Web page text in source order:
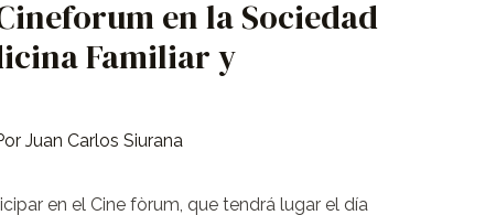
en la Sociedad
Familiar y
Juan Carlos Siurana
en el Cine fòrum, que tendrá lugar el día